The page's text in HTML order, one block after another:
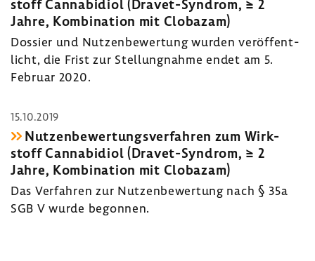
stoff Canna­b­i­diol (Dravet-​Syndrom, ≥ 2
Jahre, Kombi­na­tion mit Clobazam)
Dossier und Nutzen­be­wer­tung wurden veröf­fent­
licht, die Frist zur Stel­lung­nahme endet am 5.
Februar 2020.
15.10.2019
Nutzen­be­wer­tungs­ver­fahren zum Wirk­
stoff Canna­b­i­diol (Dravet-​Syndrom, ≥ 2
Jahre, Kombi­na­tion mit Clobazam)
Das Verfahren zur Nutzen­be­wer­tung nach § 35a
SGB V wurde begonnen.